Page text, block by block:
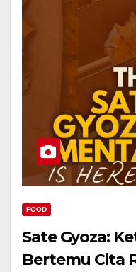
FOOD
Sate Gyoza:
Bertemu Cita